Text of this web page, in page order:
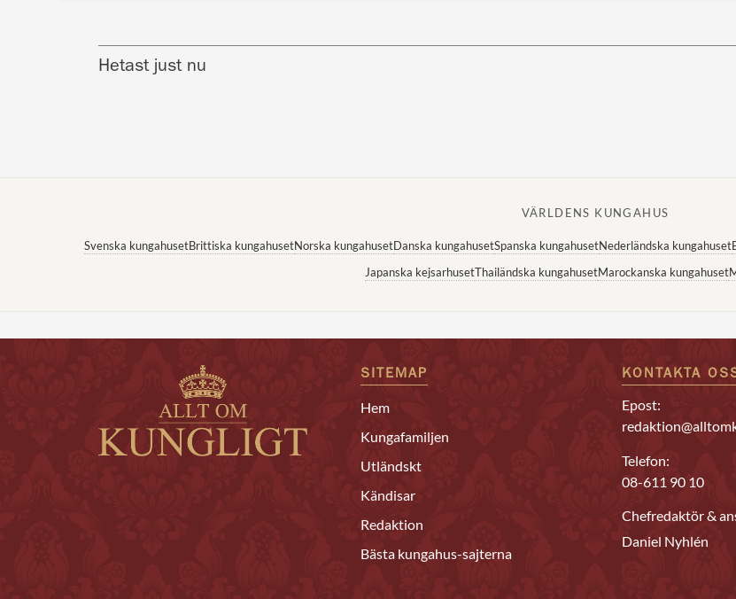
Hetast just nu
VÄRLDENS KUNGAHUS
Svenska kungahusetBrittiska kungahusetNorska kungahusetDanska kungahusetSpanska kungahusetNederländska kungahuset
Japanska kejsarhusetThailändska kungahusetMarockanska kungahuset
SITEMAP
Hem
Kungafamiljen
Utländskt
Kändisar
Redaktion
Bästa kungahus-sajterna
KONTAKTA
Epost:
Telefon:
08-611 90 10
Chefredaktör &
Daniel Nyhlén